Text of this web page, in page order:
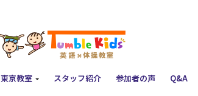
東京教室 スタッフ紹介 参加者の声 Q&A